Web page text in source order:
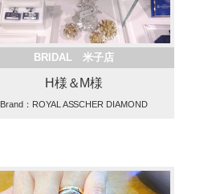
BRIDAL 米子店
H様＆M様
Brand：ROYAL ASSCHER DIAMOND